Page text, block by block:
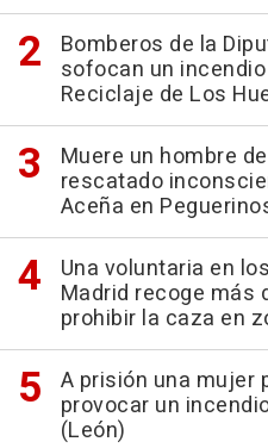
Bomberos de la
sofocan un
Reciclaje de Los
Muere un hombre
rescatado
Aceña en
Una voluntaria en
Madrid recoge más
prohibir la caza en
A prisión una mujer
provocar un
(León)